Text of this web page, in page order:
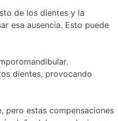
de los dientes y la
esa ausencia. Esto puede
dientes, provocando
pero estas compensaciones